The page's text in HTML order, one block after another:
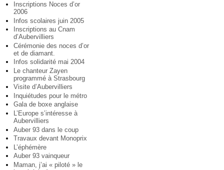
Inscriptions Noces d’or
2006
Infos scolaires juin 2005
Inscriptions au Cnam
d’Aubervilliers
Cérémonie des noces d’or
et de diamant.
Infos solidarité mai 2004
Le chanteur Zayen
programmé à Strasbourg
Visite d’Aubervilliers
Inquiétudes pour le métro
Gala de boxe anglaise
L’Europe s’intéresse à
Aubervilliers
Auber 93 dans le coup
Travaux devant Monoprix
L’éphémère
Auber 93 vainqueur
Maman, j’ai « piloté » le